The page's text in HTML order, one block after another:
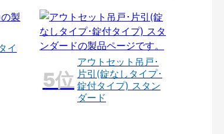
イ
アウトセット吊戸･
片引(錠なしタイプ･
錠付タイプ) スタン
ダード